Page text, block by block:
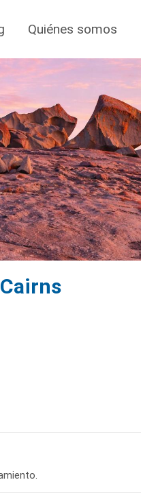
Quiénes somos